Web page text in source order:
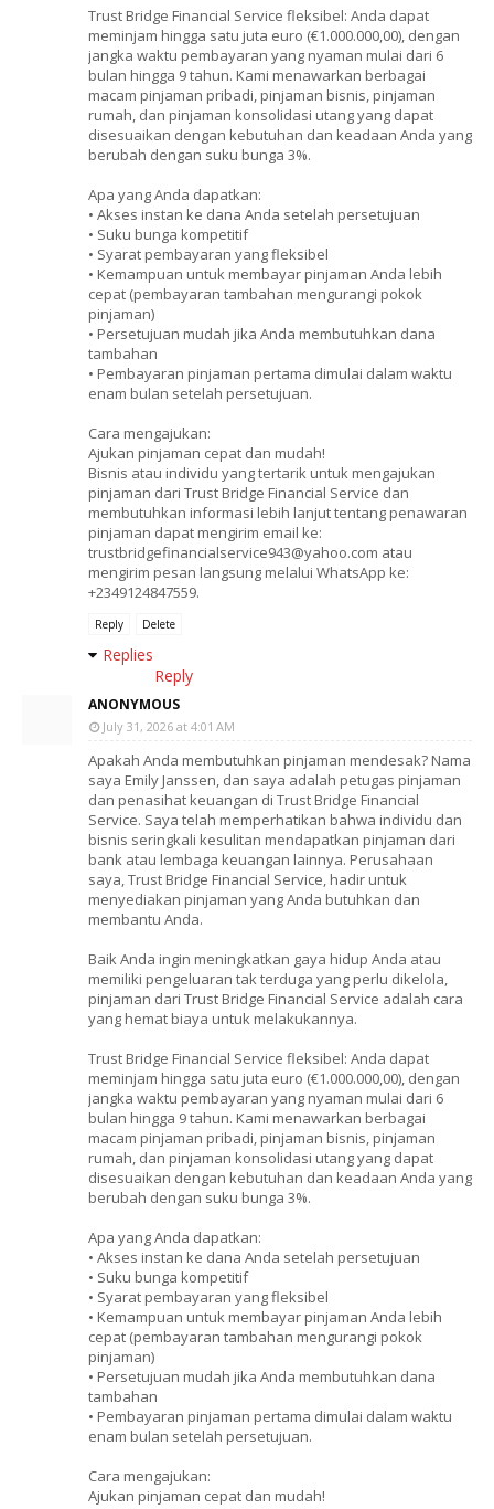
Trust Bridge Financial Service fleksibel: Anda dapat
meminjam hingga satu juta euro (€1.000.000,00), dengan
jangka waktu pembayaran yang nyaman mulai dari 6
bulan hingga 9 tahun. Kami menawarkan berbagai
macam pinjaman pribadi, pinjaman bisnis, pinjaman
rumah, dan pinjaman konsolidasi utang yang dapat
disesuaikan dengan kebutuhan dan keadaan Anda yang
berubah dengan suku bunga 3%.
Apa yang Anda dapatkan:
• Akses instan ke dana Anda setelah persetujuan
• Suku bunga kompetitif
• Syarat pembayaran yang fleksibel
• Kemampuan untuk membayar pinjaman Anda lebih
cepat (pembayaran tambahan mengurangi pokok
pinjaman)
• Persetujuan mudah jika Anda membutuhkan dana
tambahan
• Pembayaran pinjaman pertama dimulai dalam waktu
enam bulan setelah persetujuan.
Cara mengajukan:
Ajukan pinjaman cepat dan mudah!
Bisnis atau individu yang tertarik untuk mengajukan
pinjaman dari Trust Bridge Financial Service dan
membutuhkan informasi lebih lanjut tentang penawaran
pinjaman dapat mengirim email ke:
trustbridgefinancialservice943@yahoo.com atau
mengirim pesan langsung melalui WhatsApp ke:
+2349124847559.
Reply Delete
Replies
Reply
ANONYMOUS
July 31, 2026 at 4:01 AM
Apakah Anda membutuhkan pinjaman mendesak? Nama
saya Emily Janssen, dan saya adalah petugas pinjaman
dan penasihat keuangan di Trust Bridge Financial
Service. Saya telah memperhatikan bahwa individu dan
bisnis seringkali kesulitan mendapatkan pinjaman dari
bank atau lembaga keuangan lainnya. Perusahaan
saya, Trust Bridge Financial Service, hadir untuk
menyediakan pinjaman yang Anda butuhkan dan
membantu Anda.
Baik Anda ingin meningkatkan gaya hidup Anda atau
memiliki pengeluaran tak terduga yang perlu dikelola,
pinjaman dari Trust Bridge Financial Service adalah cara
yang hemat biaya untuk melakukannya.
Trust Bridge Financial Service fleksibel: Anda dapat
meminjam hingga satu juta euro (€1.000.000,00), dengan
jangka waktu pembayaran yang nyaman mulai dari 6
bulan hingga 9 tahun. Kami menawarkan berbagai
macam pinjaman pribadi, pinjaman bisnis, pinjaman
rumah, dan pinjaman konsolidasi utang yang dapat
disesuaikan dengan kebutuhan dan keadaan Anda yang
berubah dengan suku bunga 3%.
Apa yang Anda dapatkan:
• Akses instan ke dana Anda setelah persetujuan
• Suku bunga kompetitif
• Syarat pembayaran yang fleksibel
• Kemampuan untuk membayar pinjaman Anda lebih
cepat (pembayaran tambahan mengurangi pokok
pinjaman)
• Persetujuan mudah jika Anda membutuhkan dana
tambahan
• Pembayaran pinjaman pertama dimulai dalam waktu
enam bulan setelah persetujuan.
Cara mengajukan:
Ajukan pinjaman cepat dan mudah!